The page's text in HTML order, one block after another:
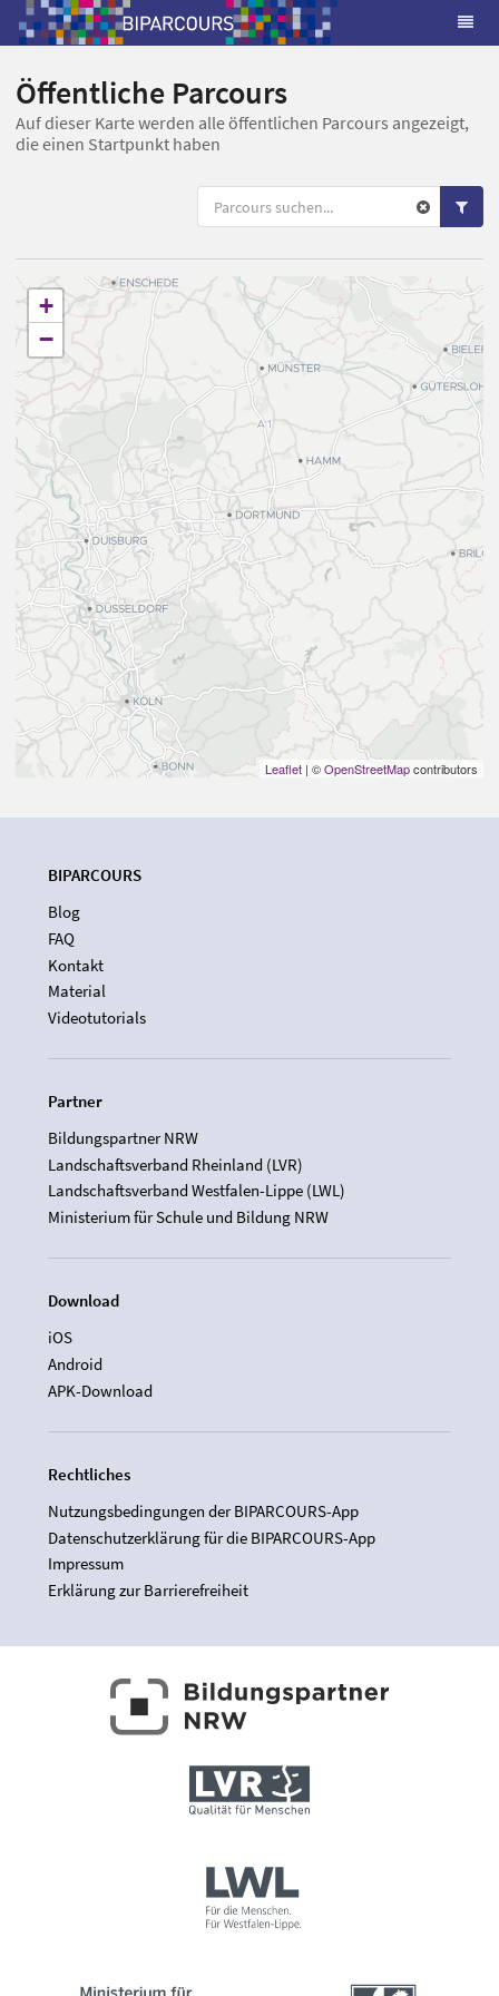
Öffentliche Parcours
Auf dieser Karte werden alle öffentlichen Parcours angezeigt,
die einen Startpunkt haben
+
−
Leaflet | ©OpenStreetMapcontributors
BIPARCOURS
Blog
FAQ
Kontakt
Material
Videotutorials
Partner
Bildungspartner NRW
Landschaftsverband Rheinland (LVR)
Landschaftsverband Westfalen-Lippe (LWL)
Ministerium für Schule und Bildung NRW
Download
iOS
Android
APK-Download
Rechtliches
Nutzungsbedingungen der BIPARCOURS-App
Datenschutzerklärung für die BIPARCOURS-App
Impressum
Erklärung zur Barrierefreiheit